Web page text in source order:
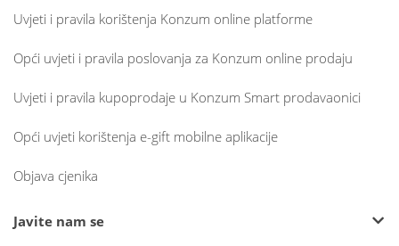
Uvjeti i pravila korištenja Konzum online platforme
Opći uvjeti i pravila poslovanja za Konzum online prodaju
Uvjeti i pravila kupoprodaje u Konzum Smart prodavaonici
Opći uvjeti korištenja e-gift mobilne aplikacije
Objava cjenika
Javite nam se